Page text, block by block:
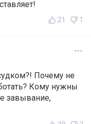
21 1
Почему не
Кому нужны
завывание,